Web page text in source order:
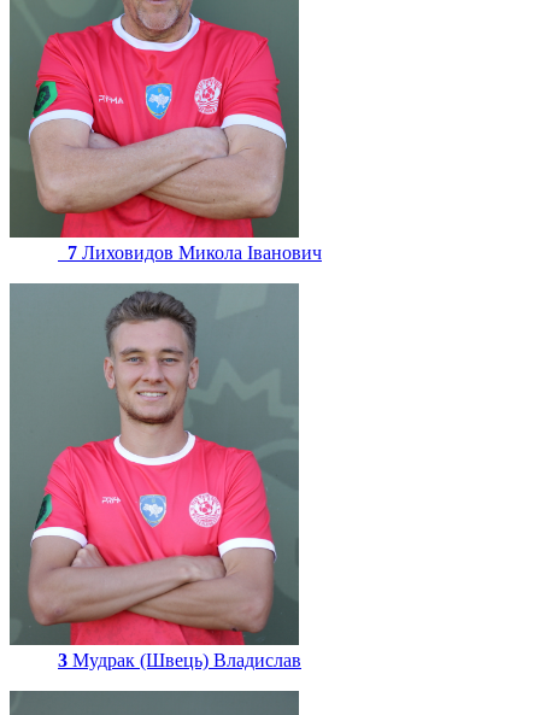
7 Лиховидов Микола Іванович
3 Мудрак (Швець) Владислав